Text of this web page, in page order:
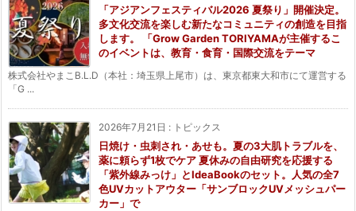
「アジアンフェスティバル2026 夏祭り」開催決定。
多文化交流を楽しむ新たなコミュニティの創造を目指
します。 「Grow Garden TORIYAMAが主催するこ
のイベントは、教育・食育・国際交流をテーマ
株式会社やまこB.L.D（本社：埼玉県上尾市）は、東京都東大和市にて運営する
「G ...
2026年7月21日 : トピックス
日焼け・虫刺され・あせも。夏の3大肌トラブルを、
薬に頼らず1枚でケア 夏休みの自由研究を応援する
「紫外線みっけ」とIdeaBookのセット。人気の全7
色UVカットアウター「サンブロックUVメッシュパー
カー」で